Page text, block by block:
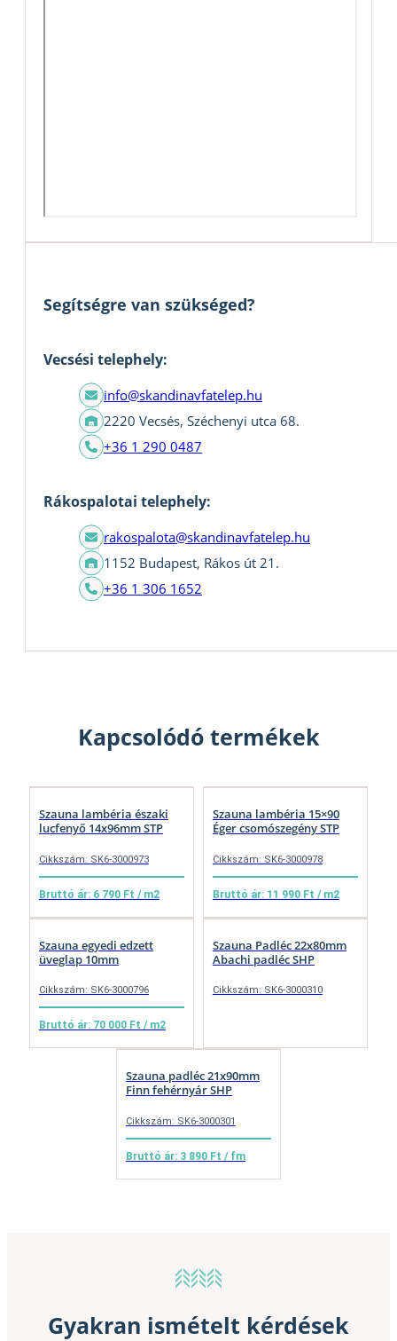
Segítségre van szükséged?
Vecsési telephely:
info@skandinavfatelep.hu
2220 Vecsés, Széchenyi utca 68.
+36 1 290 0487
Rákospalotai telephely:
rakospalota@skandinavfatelep.hu
1152 Budapest, Rákos út 21.
+36 1 306 1652
Kapcsolódó termékek
Szauna lambéria északi
lucfenyő 14x96mm STP
Cikkszám: SK6-3000973
Bruttó ár: 6 790 Ft / m2
Szauna lambéria 15×90
Éger csomószegény STP
Cikkszám: SK6-3000978
Bruttó ár: 11 990 Ft / m2
Szauna egyedi edzett
üveglap 10mm
Cikkszám: SK6-3000796
Bruttó ár: 70 000 Ft / m2
Szauna Padléc 22x80mm
Abachi padléc SHP
Cikkszám: SK6-3000310
Szauna padléc 21x90mm
Finn fehérnyár SHP
Cikkszám: SK6-3000301
Bruttó ár: 3 890 Ft / fm
Gyakran ismételt kérdések